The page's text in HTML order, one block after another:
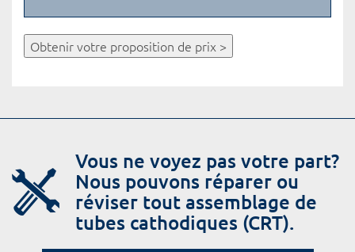
Obtenir votre proposition de prix >
Vous ne voyez pas votre part?
Nous pouvons réparer ou
réviser tout assemblage de
tubes cathodiques (CRT).